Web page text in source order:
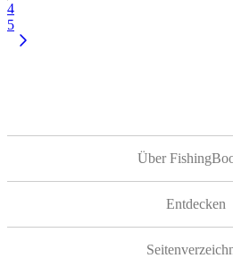
4
5
Über
Entdecken